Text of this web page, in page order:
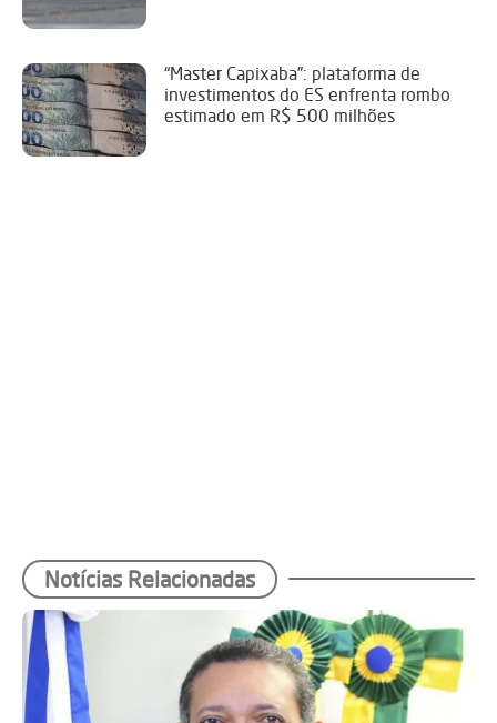
“Master Capixaba”: plataforma de
investimentos do ES enfrenta rombo
estimado em R$ 500 milhões
Notícias Relacionadas